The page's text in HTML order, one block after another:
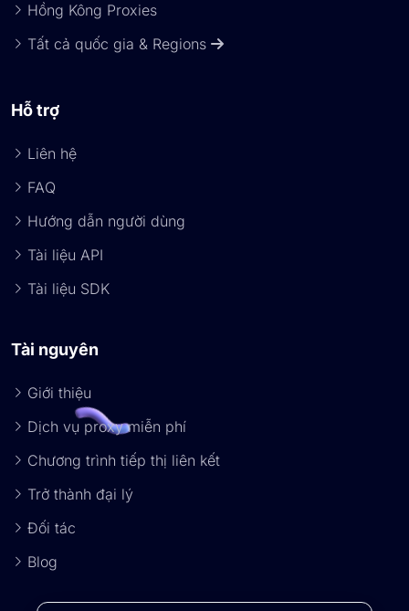
Hồng Kông Proxies
Tất cả quốc gia & Regions
Hỗ trợ
Liên hệ
FAQ
Hướng dẫn người dùng
Tài liệu API
Tài liệu SDK
Tài nguyên
Giới thiệu
Dịch vụ proxy miễn phí
Chương trình tiếp thị liên kết
Trở thành đại lý
Đối tác
Blog